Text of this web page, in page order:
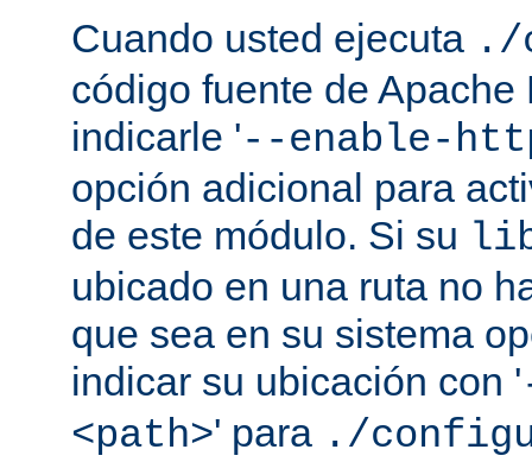
Cuando usted ejecuta ./
código fuente de
indicarle '--enable-
opción adicional para
de este módulo. Si su
ubicado en una ruta no
que sea en su sistema
indicar su ubicación con '
<path>' para ./